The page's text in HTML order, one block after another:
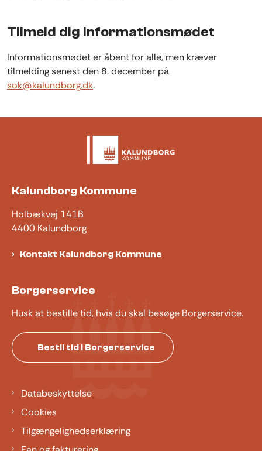
Tilmeld dig informationsmødet
Informationsmødet er åbent for alle, men kræver
tilmelding senest den 8. december på
sok@kalundborg.dk.
Kalundborg Kommune
Holbækvej 141B
4400 Kalundborg
Kontakt Kalundborg Kommune
Borgerservice
Husk at bestille tid, hvis du skal besøge Borgerservice.
Bestil tid i Borgerservice
Databeskyttelse
Cookies
Tilgængelighedserklæring